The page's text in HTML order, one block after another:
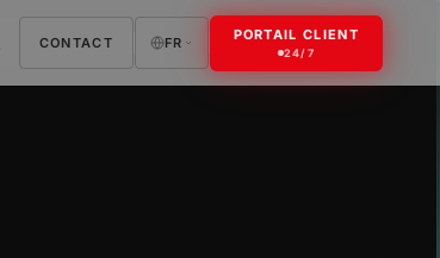
CONTACT FR
PORTAIL CLIENT
24/7